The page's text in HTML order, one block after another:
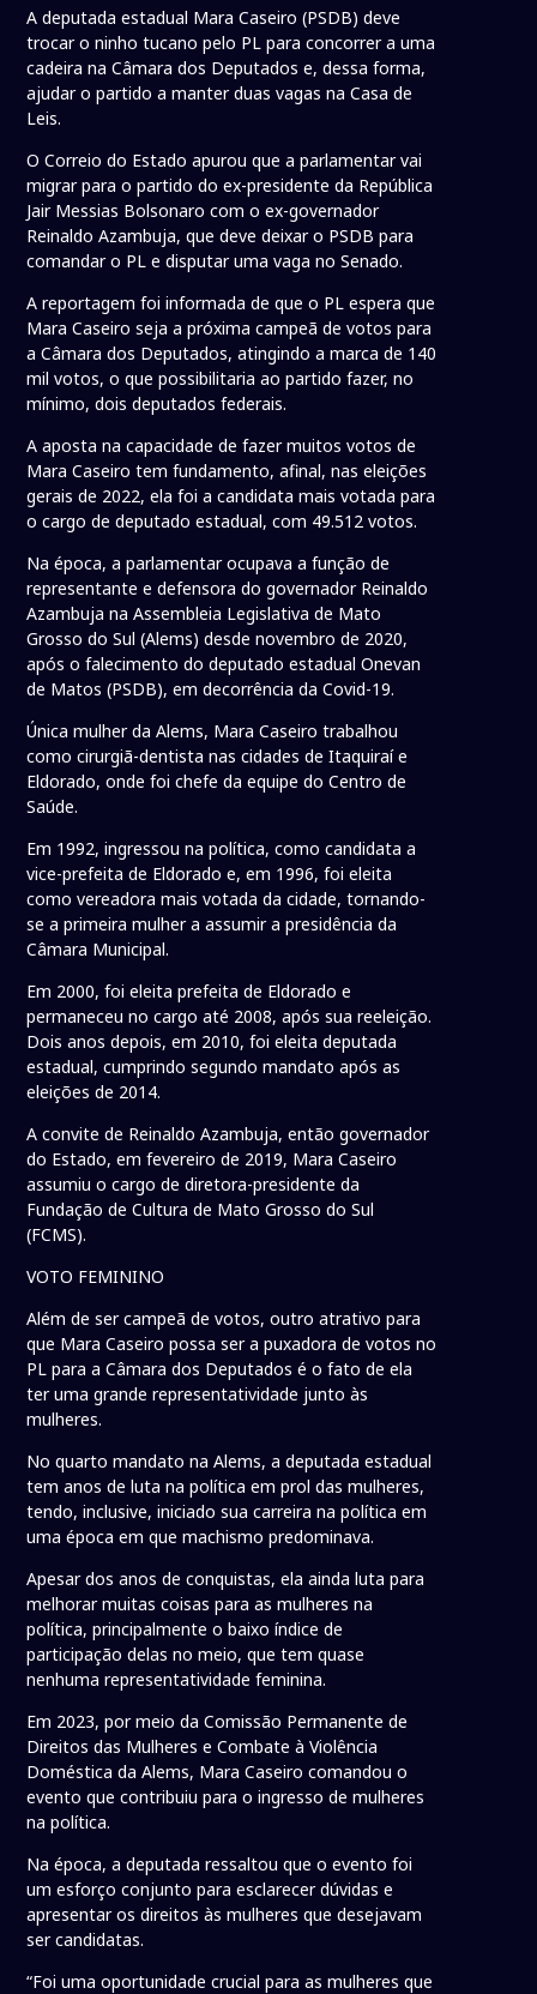
A deputada estadual Mara Caseiro (PSDB) deve
trocar o ninho tucano pelo PL para concorrer a uma
cadeira na Câmara dos Deputados e, dessa forma,
ajudar o partido a manter duas vagas na Casa de
Leis.
O Correio do Estado apurou que a parlamentar vai
migrar para o partido do ex-presidente da República
Jair Messias Bolsonaro com o ex-governador
Reinaldo Azambuja, que deve deixar o PSDB para
comandar o PL e disputar uma vaga no Senado.
A reportagem foi informada de que o PL espera que
Mara Caseiro seja a próxima campeã de votos para
a Câmara dos Deputados, atingindo a marca de 140
mil votos, o que possibilitaria ao partido fazer, no
mínimo, dois deputados federais.
A aposta na capacidade de fazer muitos votos de
Mara Caseiro tem fundamento, afinal, nas eleições
gerais de 2022, ela foi a candidata mais votada para
o cargo de deputado estadual, com 49.512 votos.
Na época, a parlamentar ocupava a função de
representante e defensora do governador Reinaldo
Azambuja na Assembleia Legislativa de Mato
Grosso do Sul (Alems) desde novembro de 2020,
após o falecimento do deputado estadual Onevan
de Matos (PSDB), em decorrência da Covid-19.
Única mulher da Alems, Mara Caseiro trabalhou
como cirurgiã-dentista nas cidades de Itaquiraí e
Eldorado, onde foi chefe da equipe do Centro de
Saúde.
Em 1992, ingressou na política, como candidata a
vice-prefeita de Eldorado e, em 1996, foi eleita
como vereadora mais votada da cidade, tornando-
se a primeira mulher a assumir a presidência da
Câmara Municipal.
Em 2000, foi eleita prefeita de Eldorado e
permaneceu no cargo até 2008, após sua reeleição.
Dois anos depois, em 2010, foi eleita deputada
estadual, cumprindo segundo mandato após as
eleições de 2014.
A convite de Reinaldo Azambuja, então governador
do Estado, em fevereiro de 2019, Mara Caseiro
assumiu o cargo de diretora-presidente da
Fundação de Cultura de Mato Grosso do Sul
(FCMS).
VOTO FEMININO
Além de ser campeã de votos, outro atrativo para
que Mara Caseiro possa ser a puxadora de votos no
PL para a Câmara dos Deputados é o fato de ela
ter uma grande representatividade junto às
mulheres.
No quarto mandato na Alems, a deputada estadual
tem anos de luta na política em prol das mulheres,
tendo, inclusive, iniciado sua carreira na política em
uma época em que machismo predominava.
Apesar dos anos de conquistas, ela ainda luta para
melhorar muitas coisas para as mulheres na
política, principalmente o baixo índice de
participação delas no meio, que tem quase
nenhuma representatividade feminina.
Em 2023, por meio da Comissão Permanente de
Direitos das Mulheres e Combate à Violência
Doméstica da Alems, Mara Caseiro comandou o
evento que contribuiu para o ingresso de mulheres
na política.
Na época, a deputada ressaltou que o evento foi
um esforço conjunto para esclarecer dúvidas e
apresentar os direitos às mulheres que desejavam
ser candidatas.
“Foi uma oportunidade crucial para as mulheres que